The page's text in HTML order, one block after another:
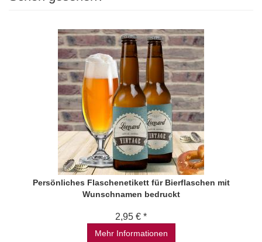
Persönliches Flaschenetikett für Bierflaschen mit
Wunschnamen bedruckt
2,95 € *
Mehr Informationen